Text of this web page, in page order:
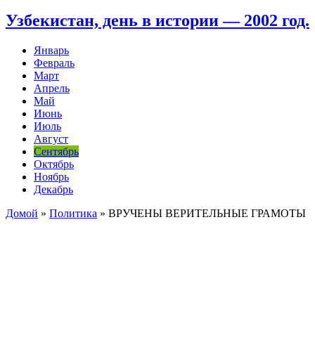
Узбекистан, день в истории — 2002 год.
Январь
Февраль
Март
Апрель
Май
Июнь
Июль
Август
Сентябрь
Октябрь
Ноябрь
Декабрь
Домой » Политика » ВРУЧЕНЫ ВЕРИТЕЛЬНЫЕ ГРАМОТЫ